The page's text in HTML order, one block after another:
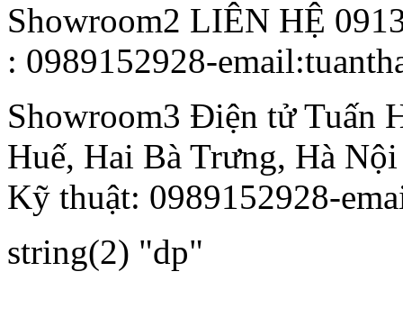
Showroom2 LIÊN HỆ
: 0989152928-
Showroom3 Điện tử Tuấn
Huế, Hai Bà Trưng, Hà Nội
Kỹ thuật: 0989152928-
string(2) "dp"